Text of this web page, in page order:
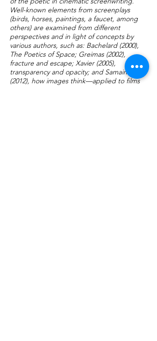
Well-known elements from screenplays
(birds, horses, paintings, a faucet, among
others) are examined from different
perspectives and in light of concepts by
various authors, such as: Bachelard (2000),
The Poetics of Space; Greimas (2002),
fracture and escape; Xavier (2005),
transparency and opacity; and Samain
(2012), how images think—applied to films